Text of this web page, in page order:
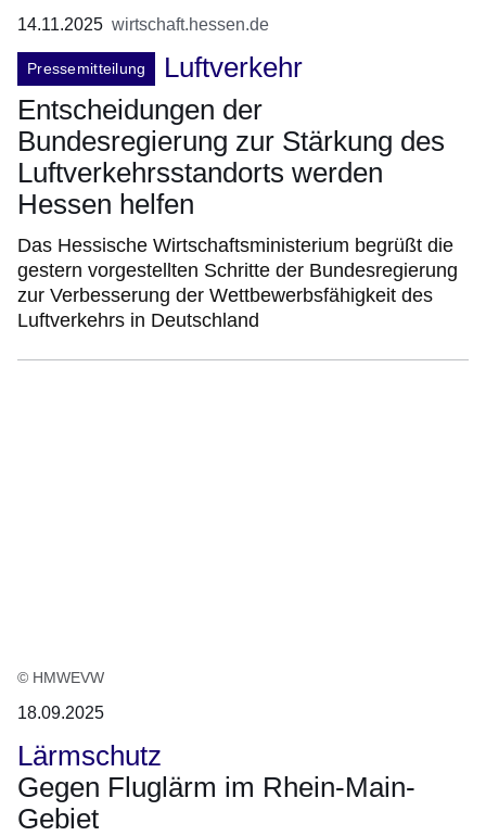
14.11.2025 wirtschaft.hessen.de
Pressemitteilung
Luftverkehr
Entscheidungen der
Bundesregierung zur Stärkung des
Luftverkehrsstandorts werden
Hessen helfen
Das Hessische Wirtschaftsministerium begrüßt die
gestern vorgestellten Schritte der Bundesregierung
zur Verbesserung der Wettbewerbsfähigkeit des
Luftverkehrs in Deutschland
© HMWEVW
18.09.2025
Lärmschutz
Gegen Fluglärm im Rhein-Main-
Gebiet